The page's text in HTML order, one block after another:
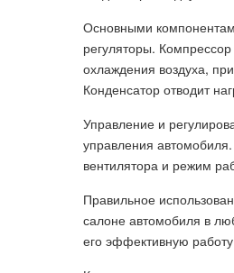
Основными
регуляторы.
охлаждения воздуха,
Конденсатор отводит
Управление и
управления
вентилятора и режим
Правильное
салоне автомобиля в
его эффективную